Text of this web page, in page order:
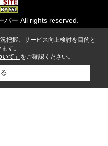
バー All rights reserved.
把握、サービス向上検討を目的と
す。
て」 をご確認ください。